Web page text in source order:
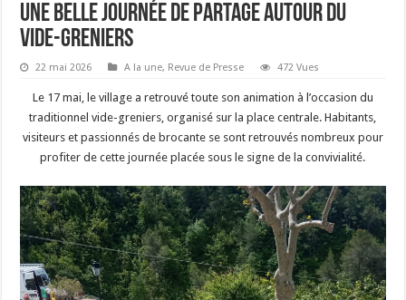
Une belle journée de partage autour du
vide-greniers
22 mai 2026 A la une, Revue de Presse 472 Vues
Le 17 mai, le village a retrouvé toute son animation à l’occasion du
traditionnel vide-greniers, organisé sur la place centrale. Habitants,
visiteurs et passionnés de brocante se sont retrouvés nombreux pour
profiter de cette journée placée sous le signe de la convivialité.